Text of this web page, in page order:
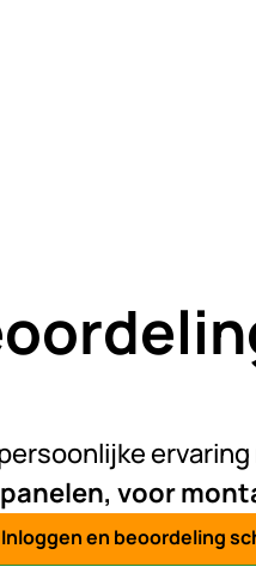
voor
Inloggen en beoordeling